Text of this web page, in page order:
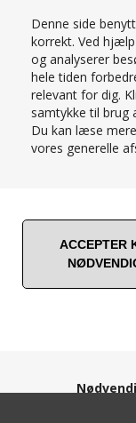
Denne side
korrekt. Ved
og analyserer
hele tiden
relevant for dig.
samtykke til brug
Du kan læse
vores generelle
PRISMATCH –
SPØRG OS